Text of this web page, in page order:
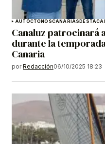
AUTÓCTONOSCANARIAS
Canaluz patrocinará
durante la
Canaria
por Redacción06/10/2025 18:23